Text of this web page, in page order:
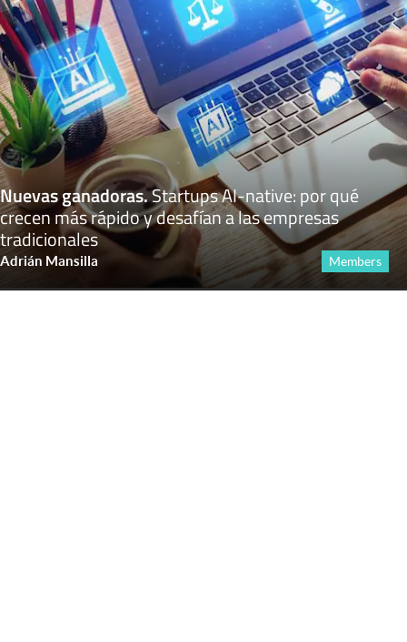
Nuevas ganadoras.Startups AI-native: por qué
crecen más rápido y desafían a las empresas
tradicionales
Adrián Mansilla Members